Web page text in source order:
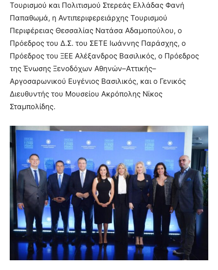
Τουρισμού και Πολιτισμού Στερεάς Ελλάδας Φανή
Παπαθωμά, η Αντιπεριφερειάρχης Τουρισμού
Περιφέρειας Θεσσαλίας Νατάσα Αδαμοπούλου, ο
Πρόεδρος του Δ.Σ. του ΣΕΤΕ Ιωάννης Παράσχης, ο
Πρόεδρος του ΞΕΕ Αλέξανδρος Βασιλικός, ο Πρόεδρος
της Ένωσης Ξενοδόχων Αθηνών–Αττικής–
Αργοσαρωνικού Ευγένιος Βασιλικός, και ο Γενικός
Διευθυντής του Μουσείου Ακρόπολης Νίκος
Σταμπολίδης.